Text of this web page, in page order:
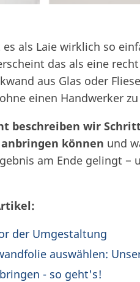
als Laie wirklich so
das als eine
aus Glas oder
einen Handwerker
beschreiben wir
können und
am Ende gelingt −
der Umgestaltung
auswählen:
- so geht's!